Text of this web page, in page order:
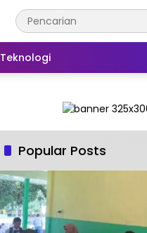
Teknologi
Popular Posts